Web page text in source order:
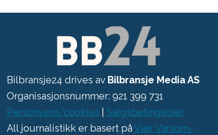
Bilbransje24 drives av Bilbransje Media AS
Organisasjonsnummer: 921 399 731
Personvern/cookies
Salgsbetingelser
All journalistikk er basert på Vær Varsom-